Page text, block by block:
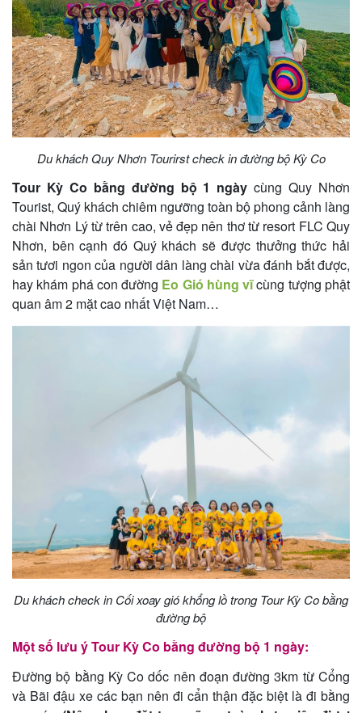
Du khách Quy Nhơn Tourirst check in đường bộ Kỳ Co
Tour Kỳ Co bằng đường bộ 1 ngày cùng Quy Nhơn
Tourist, Quý khách chiêm ngưỡng toàn bộ phong cảnh làng
chài Nhơn Lý từ trên cao, vẻ đẹp nên thơ từ resort FLC Quy
Nhơn, bên cạnh đó Quý khách sẽ được thưởng thức hải
sản tươi ngon của người dân làng chài vừa đánh bắt được,
hay khám phá con đường Eo Gió hùng vĩcùng tượng phật
quan âm 2 mặt cao nhất Việt Nam…
Du khách check in Cối xoay gió khổng lồ trong Tour Kỳ Co bằng
đường bộ
Một số lưu ý Tour Kỳ Co bằng đường bộ 1 ngày:
Đường bộ bằng Kỳ Co dốc nên đoạn đường 3km từ Cổng
và Bãi đậu xe các bạn nên đi cẩn thận đặc biệt là đi bằng